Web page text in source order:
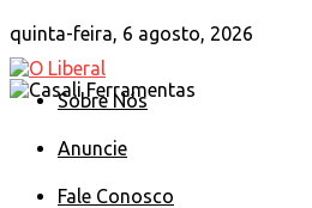
quinta-feira, 6 agosto, 2026
Sobre Nós
Anuncie
Fale Conosco